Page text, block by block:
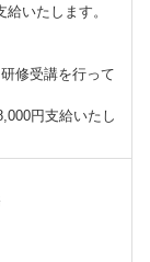
いたします。
修受講を行って
円支給いたし